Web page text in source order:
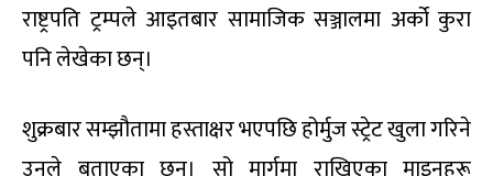
राष्ट्रपति ट्रम्पले आइतबार सामाजिक सञ्जालमा अर्को कुरा
पनि लेखेका छन्।
शुक्रबार सम्झौतामा हस्ताक्षर भएपछि होर्मुज स्ट्रेट खुला गरिने